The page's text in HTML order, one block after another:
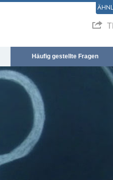
Häufig gestellte Fragen